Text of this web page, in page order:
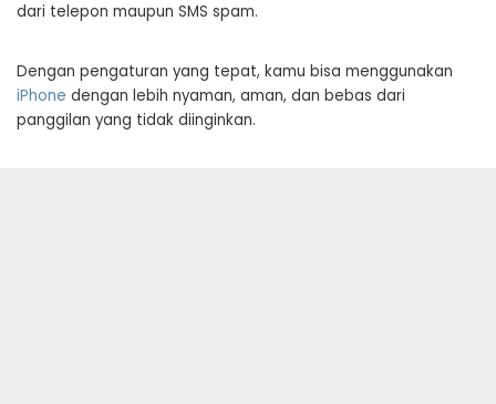
dari telepon maupun SMS spam.
Dengan pengaturan yang tepat, kamu bisa menggunakan
iPhone dengan lebih nyaman, aman, dan bebas dari
panggilan yang tidak diinginkan.